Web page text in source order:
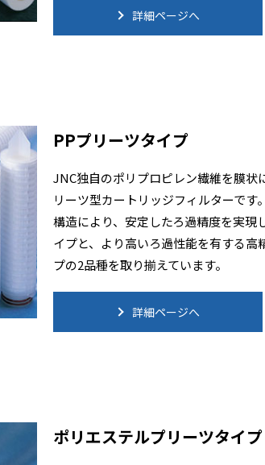
詳細ページへ
PPプリーツタイプ
JNC独自のポリプロピレン繊維を膜状
リーツ型カートリッジフィルターです
構造により、安定したろ過精度を実現
イプと、より高いろ過性能を有する高
プの2品種を取り揃えています。
詳細ページへ
ポリエステルプリーツタイプ